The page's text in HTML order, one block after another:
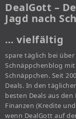
DealGott –
Jagd nach
… vielfältig
spare täglich bei über
Schnäppchenblog
Schnäppchen. Seit
Deals. In den
besten Deals aus
Finanzen (Kredite
wenn DealGott auf